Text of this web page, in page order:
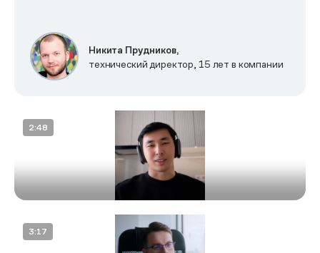
Никита Прудников,
технический директор, 15 лет в компании